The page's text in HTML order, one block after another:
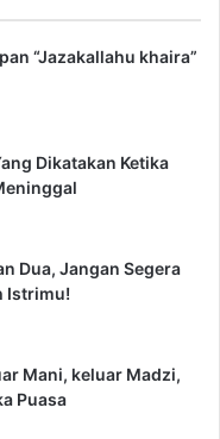
“Jazakallahu khaira”
Dikatakan Ketika
Dua, Jangan Segera
Istrimu!
Mani, keluar Madzi,
Puasa